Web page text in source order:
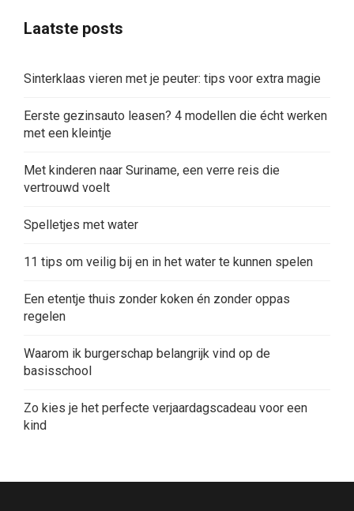
Laatste posts
Sinterklaas vieren met je peuter: tips voor extra magie
Eerste gezinsauto leasen? 4 modellen die écht werken
met een kleintje
Met kinderen naar Suriname, een verre reis die
vertrouwd voelt
Spelletjes met water
11 tips om veilig bij en in het water te kunnen spelen
Een etentje thuis zonder koken én zonder oppas
regelen
Waarom ik burgerschap belangrijk vind op de
basisschool
Zo kies je het perfecte verjaardagscadeau voor een
kind